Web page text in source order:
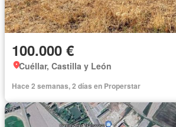
100.000 €
Cuéllar, Castilla y León
Hace 2 semanas, 2 días en Properstar